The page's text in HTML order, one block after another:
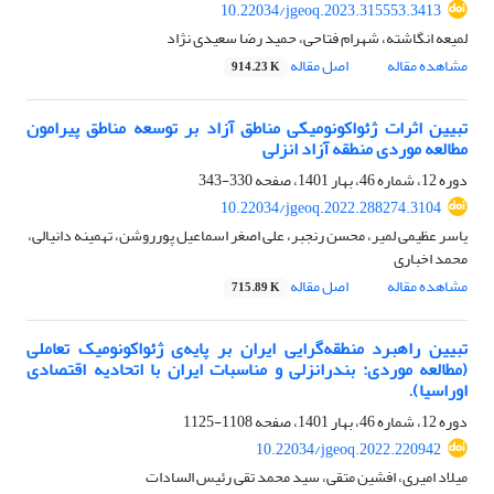
10.22034/jgeoq.2023.315553.3413
لمیعه انگاشته، شهرام فتاحی، حمید رضا سعیدی نژاد
مشاهده مقاله
اصل مقاله 914.23 K
تبیین اثرات ژئواکونومیکی مناطق آزاد بر توسعه مناطق پیرامون
مطالعه موردی منطقه آزاد انزلی
دوره 12، شماره 46، بهار 1401، صفحه
330-343
10.22034/jgeoq.2022.288274.3104
یاسر عظیمی لمیر، محسن رنجبر، علی اصغر اسماعیل پورروشن، تهمینه دانیالی،
محمد اخباری
مشاهده مقاله
اصل مقاله 715.89 K
تبیین راهبرد منطقه‌گرایی ایران بر پایه‌ی ژئواکونومیک تعاملی
(مطالعه موردی: بندرانزلی و مناسبات ایران با اتحادیه اقتصادی
اوراسیا).
دوره 12، شماره 46، بهار 1401، صفحه
1108-1125
10.22034/jgeoq.2022.220942
میلاد امیری، افشین متقی، سید محمد تقی رئیس السادات